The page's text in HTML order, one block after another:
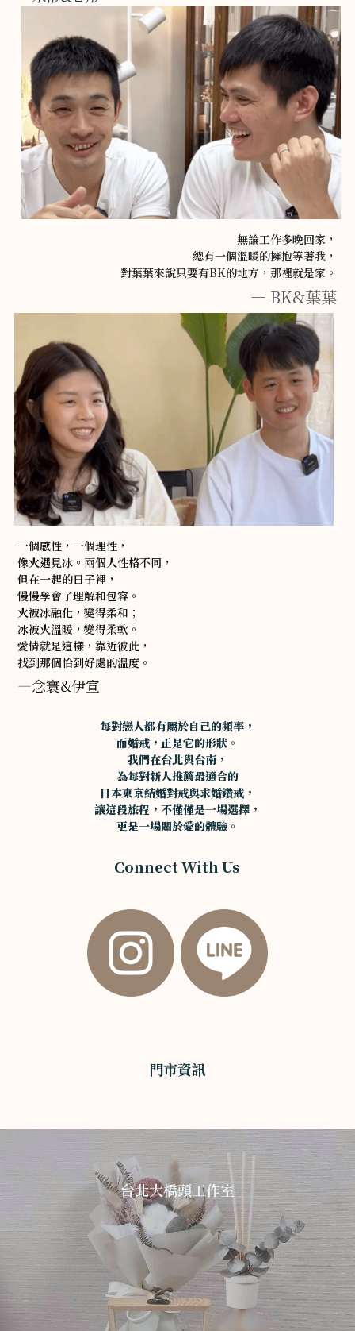
無論工作多晚回家，
總有一個溫暖的擁抱等著我，
對葉葉來說只要有BK的地方，那裡就是家。
— BK&葉葉
一個感性，一個理性，
像火遇見冰。兩個人性格不同，
但在一起的日子裡，
慢慢學會了理解和包容。
火被冰融化，變得柔和；
冰被火溫暖，變得柔軟。
愛情就是這樣，靠近彼此，
找到那個恰到好處的溫度。
—念寰&伊宣
每對戀人都有屬於自己的頻率，
而婚戒，正是它的形狀。
我們在台北與台南，
為每對新人推薦最適合的
日本東京結婚對戒與求婚鑽戒，
讓這段旅程，不僅僅是一場選擇，
更是一場關於愛的體驗。
Connect With Us
門市資訊
台北大橋頭工作室